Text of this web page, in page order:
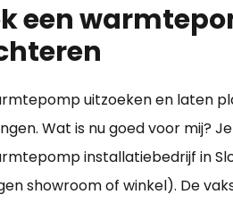
een
uitzoeken en laten
Wat is nu goed voor mij?
installatiebedrijf in
showroom of winkel). De